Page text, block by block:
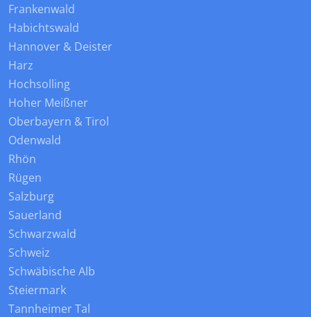
Frankenwald
Habichtswald
Hannover & Deister
Harz
Hochsolling
Hoher Meißner
Oberbayern & Tirol
Odenwald
Rhön
Rügen
Salzburg
Sauerland
Schwarzwald
Schweiz
Schwäbische Alb
Steiermark
Tannheimer Tal